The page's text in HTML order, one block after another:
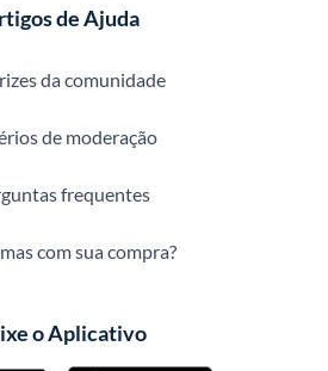
de Ajuda
da comunidade
de moderação
frequentes
com sua compra?
o Aplicativo